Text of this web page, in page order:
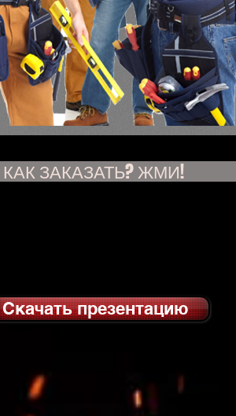
КАК ЗАКАЗАТЬ? ЖМИ!
Скачать презентацию